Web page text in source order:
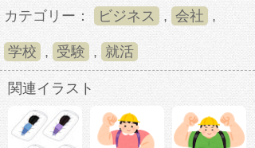
カテゴリー： ビジネス , 会社 ,
学校 , 受験 , 就活
関連イラスト